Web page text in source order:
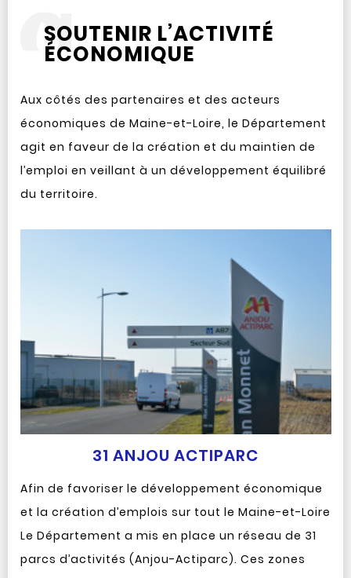
SOUTENIR L’ACTIVITÉ
ÉCONOMIQUE
Aux côtés des partenaires et des acteurs
économiques de Maine-et-Loire, le Département
agit en faveur de la création et du maintien de
l’emploi en veillant à un développement équilibré
du territoire.
31 ANJOU ACTIPARC
Afin de favoriser le développement économique
et la création d’emplois sur tout le Maine-et-Loire
Le Département a mis en place un réseau de 31
parcs d’activités (Anjou-Actiparc). Ces zones